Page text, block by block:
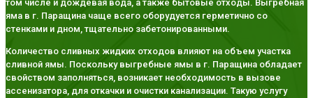
том числе и дождевая вода, а также бытовые отходы. Выгребная
яма в г. Паращина чаще всего оборудуется герметично со
стенками и дном, тщательно забетонированными.
Количество сливных жидких отходов влияют на объем участка
сливной ямы. Поскольку выгребные ямы в г. Паращина обладает
свойством заполняться, возникает необходимость в вызове
ассенизатора, для откачки и очистки канализации. Такую услугу